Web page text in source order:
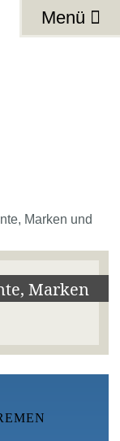
Menü
Marken und
Marken